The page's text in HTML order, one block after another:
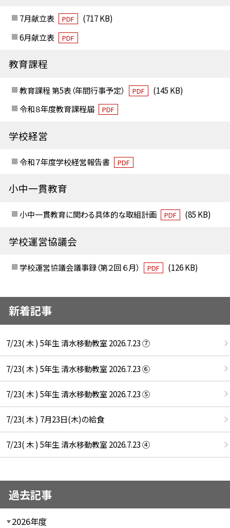
7月献立表 PDF
(717 KB)
6月献立表
PDF
教育課程
教育課程 第5表（年間行事予定） PDF
(145 KB)
令和８年度教育課程届
PDF
学校経営
令和７年度学校経営報告書 PDF
小中一貫教育
小中一貫教育に関わる具体的な取組計画 PDF (85 KB)
学校運営協議会
学校運営協議会議事録（第２回 ６月） PDF (126 KB)
新着記事
7/23( 木 ) 5年生 清水移動教室 2026.7.23 ⑦
7/23( 木 ) 5年生 清水移動教室 2026.7.23 ⑥
7/23( 木 ) 5年生 清水移動教室 2026.7.23 ⑤
7/23( 木 ) 7月23日(木)の給食
7/23( 木 ) 5年生 清水移動教室 2026.7.23 ④
過去記事
2026年度